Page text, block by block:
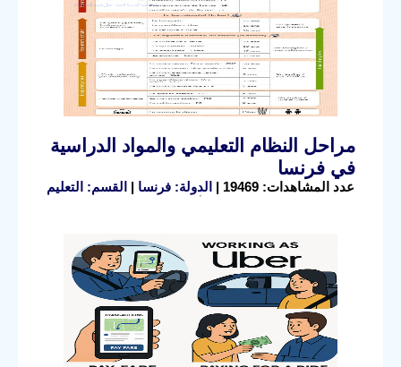
مراحل النظام التعليمي والمواد الدراسية
في فرنسا
عدد المشاهدات: 19469 | الدولة: فرنسا | القسم: التعليم